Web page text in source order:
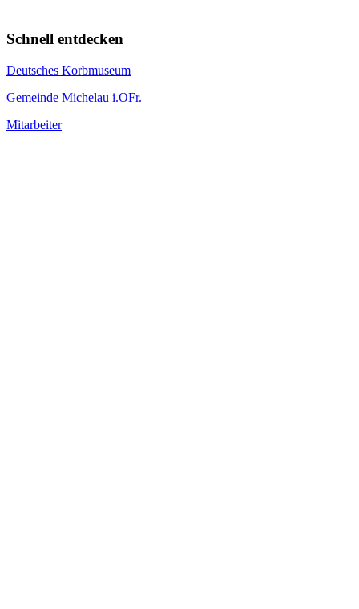
Schnell entdecken
Deutsches Korbmuseum
Gemeinde Michelau i.OFr.
Mitarbeiter